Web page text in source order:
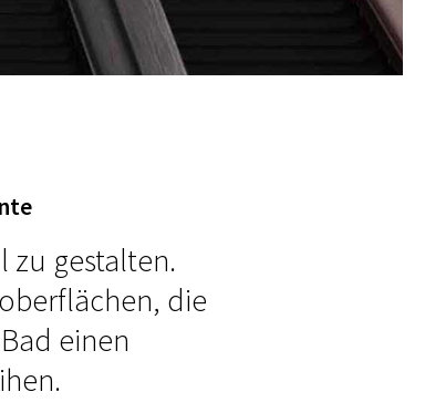
zu gestalten.
die
einen